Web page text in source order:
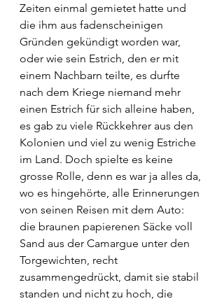
Zeiten einmal gemietet hatte und
die ihm aus fadenscheinigen
Gründen gekündigt worden war,
oder wie sein Estrich, den er mit
einem Nachbarn teilte, es durfte
nach dem Kriege niemand mehr
einen Estrich für sich alleine haben,
es gab zu viele Rückkehrer aus den
Kolonien und viel zu wenig Estriche
im Land. Doch spielte es keine
grosse Rolle, denn es war ja alles da,
wo es hingehörte, alle Erinnerungen
von seinen Reisen mit dem Auto:
die braunen papierenen Säcke voll
Sand aus der Camargue unter den
Torgewichten, recht
zusammengedrückt, damit sie stabil
standen und nicht zu hoch, die